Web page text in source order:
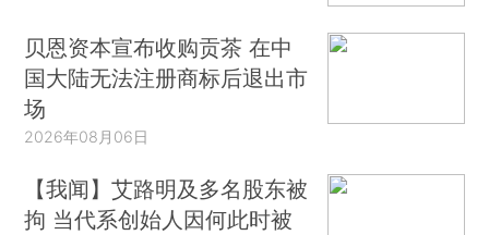
贝恩资本宣布收购贡茶 在中
国大陆无法注册商标后退出市
场
2026年08月06日
【我闻】艾路明及多名股东被
拘 当代系创始人因何此时被